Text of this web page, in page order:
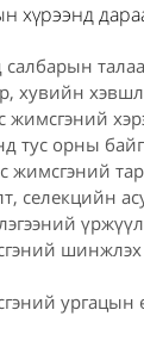
хувийн
тус орны
селекцийн
шинжлэх
ургацын